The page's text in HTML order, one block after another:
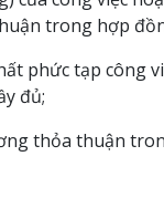
trong hợp
phức tạp
đủ;
thỏa thuận